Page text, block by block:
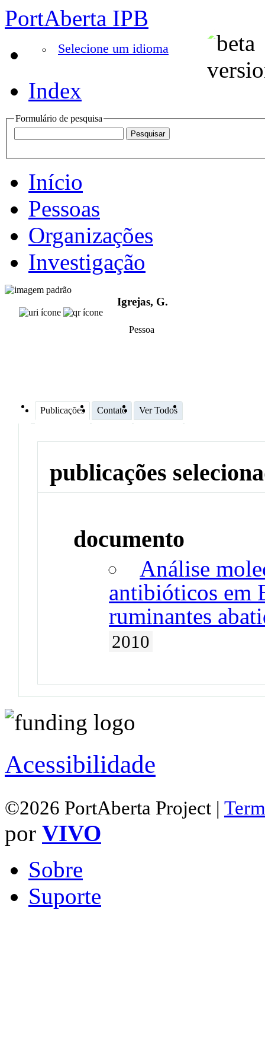
PortAberta IPB
Selecione um idioma
Index
Formulário de pesquisa
Início
Pessoas
Organizações
Investigação
Igrejas, G.
Pessoa
Publicações Contato Ver Todos
publicações
documento
Análise
antibióticos em
ruminantes
2010
Acessibilidade
©2026 PortAberta Project |
por VIVO
Sobre
Suporte